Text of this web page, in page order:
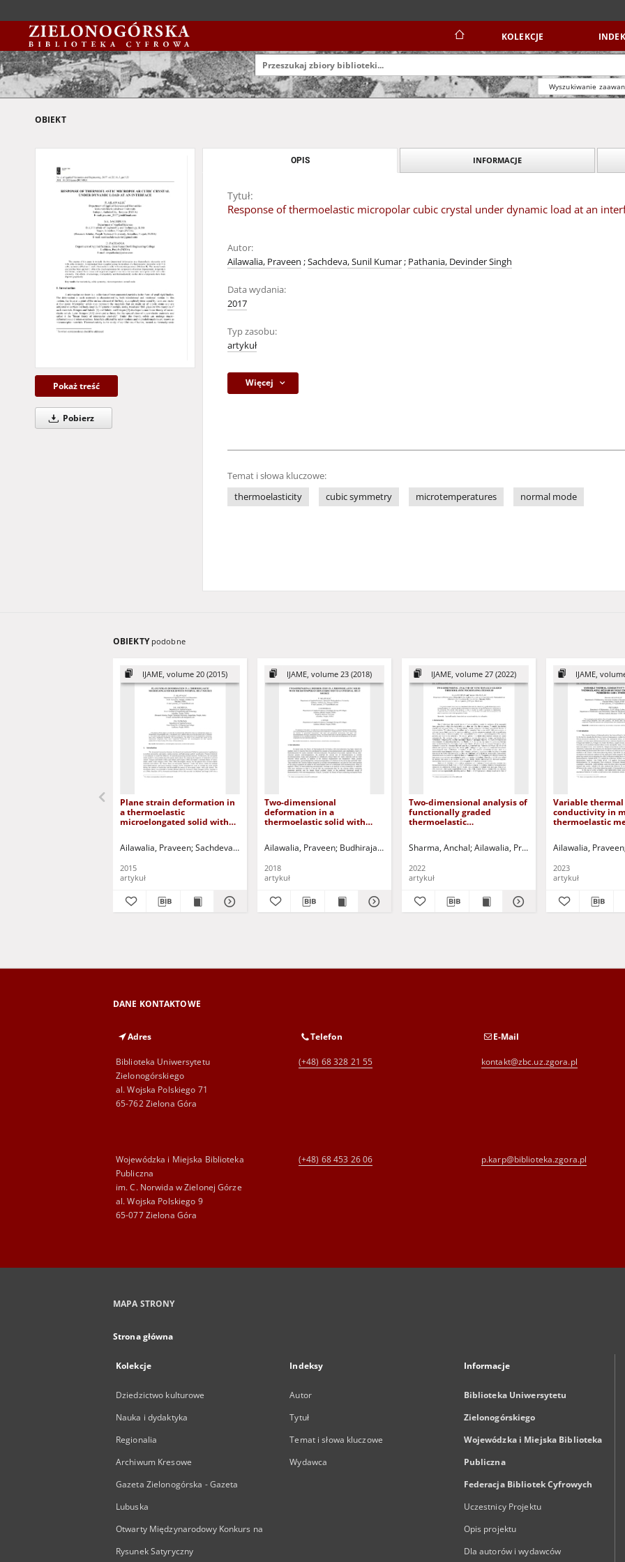
KOLEKCJE
Wyszukiwanie
OBIEKT
Pokaż treść
Pobierz
OPIS INFORMACJE
Tytuł:
Response of thermoelastic micropolar cubic crystal under dynamic load at an
Autor:
Ailawalia, Praveen ;Sachdeva, Sunil Kumar; Pathania, Devinder Singh
Data wydania:
2017
Typ zasobu:
artykuł
Więcej
Temat i słowa kluczowe:
thermoelasticity
cubic symmetry microtemperatures normal mode
OBIEKTY podobne
IJAME, volume 20 (2015)
Plane strain deformation in
a thermoelastic
microelongated solid with
Ailawalia, Praveen Sachdeva, Sunil Kumar Pathania, Devinder Singh Jurczak, Paweł - red.
2015
artykuł
IJAME, volume 23 (2018)
Two-dimensional
deformation in a
thermoelastic solid with
heat source
Ailawalia, Praveen Budhiraja, S. Singh, J. Jurczak, Paweł - red.
2018
artykuł
IJAME, volume 27 (2022)
Two-dimensional analysis of
functionally graded
thermoelastic
Sharma, Anchal Ailawalia, Praveen Jurczak, Paweł -
2022
artykuł
IJAME,
Variable thermal
conductivity in
thermoelastic
Ailawalia, Praveen
2023
artykuł
DANE KONTAKTOWE
Adres
Biblioteka Uniwersytetu
Zielonogórskiego
al. Wojska Polskiego 71
65-762 Zielona Góra
Telefon
(+48) 68 328 21 55
E-Mail
kontakt@zbc.uz.zgora.pl
Wojewódzka i Miejska Biblioteka
Publiczna
im. C. Norwida w Zielonej Górze
al. Wojska Polskiego 9
65-077 Zielona Góra
(+48) 68 453 26 06 p.karp@biblioteka.zgora.pl
MAPA STRONY
Strona główna
Kolekcje
Dziedzictwo kulturowe
Nauka i dydaktyka
Regionalia
Archiwum Kresowe
Gazeta Zielonogórska - Gazeta
Lubuska
Otwarty Międzynarodowy Konkurs na
Rysunek Satyryczny
Indeksy
Autor
Tytuł
Temat i słowa kluczowe
Wydawca
Informacje
Biblioteka Uniwersytetu
Zielonogórskiego
Wojewódzka i Miejska Biblioteka
Publiczna
Federacja Bibliotek Cyfrowych
Uczestnicy Projektu
Opis projektu
Dla autorów i wydawców